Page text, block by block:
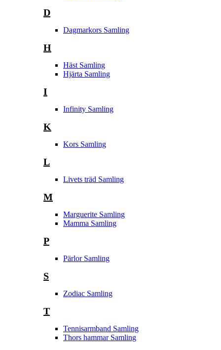
D
Dagmarkors Samling
H
Häst Samling
Hjärta Samling
I
Infinity Samling
K
Kors Samling
L
Livets träd Samling
M
Marguerite Samling
Mamma Samling
P
Pärlor Samling
S
Zodiac Samling
T
Tennisarmband Samling
Thors hammar Samling